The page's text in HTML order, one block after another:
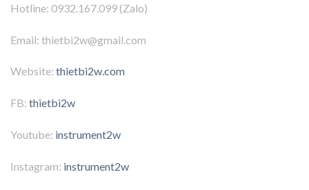
Hotline: 0932.167.099 (Zalo)
Email: thietbi2w@gmail.com
Website: thietbi2w.com
FB: thietbi2w
Youtube: instrument2w
Instagram: instrument2w